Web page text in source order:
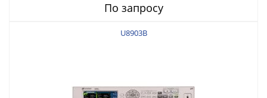
По запросу
U8903B